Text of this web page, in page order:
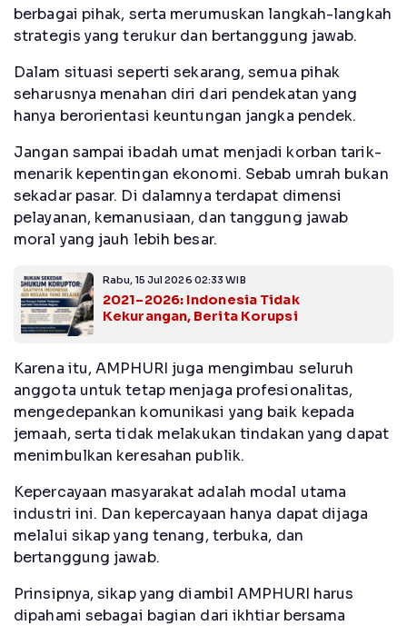
berbagai pihak, serta merumuskan langkah-langkah
strategis yang terukur dan bertanggung jawab.
Dalam situasi seperti sekarang, semua pihak
seharusnya menahan diri dari pendekatan yang
hanya berorientasi keuntungan jangka pendek.
Jangan sampai ibadah umat menjadi korban tarik-
menarik kepentingan ekonomi. Sebab umrah bukan
sekadar pasar. Di dalamnya terdapat dimensi
pelayanan, kemanusiaan, dan tanggung jawab
moral yang jauh lebih besar.
Rabu, 15 Jul 2026 02:33 WIB
2021–2026: Indonesia Tidak
Kekurangan, Berita Korupsi
Karena itu, AMPHURI juga mengimbau seluruh
anggota untuk tetap menjaga profesionalitas,
mengedepankan komunikasi yang baik kepada
jemaah, serta tidak melakukan tindakan yang dapat
menimbulkan keresahan publik.
Kepercayaan masyarakat adalah modal utama
industri ini. Dan kepercayaan hanya dapat dijaga
melalui sikap yang tenang, terbuka, dan
bertanggung jawab.
Prinsipnya, sikap yang diambil AMPHURI harus
dipahami sebagai bagian dari ikhtiar bersama